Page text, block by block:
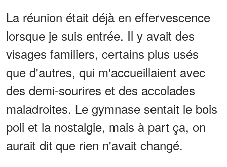
La réunion était déjà en effervescence
lorsque je suis entrée. Il y avait des
visages familiers, certains plus usés
que d'autres, qui m'accueillaient avec
des demi-sourires et des accolades
maladroites. Le gymnase sentait le bois
poli et la nostalgie, mais à part ça, on
aurait dit que rien n'avait changé.